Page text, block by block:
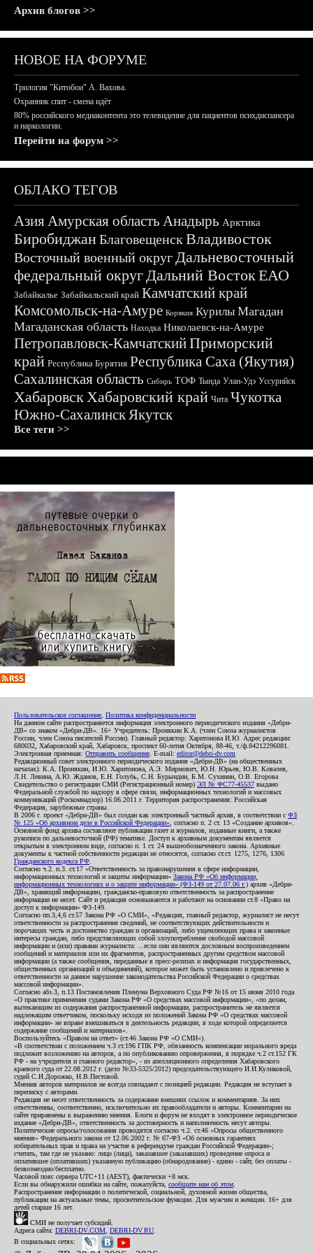
Архив блогов >>
НОВОЕ НА ФОРУМЕ
Трилогия "Китобои" А. Вахова.
Охранник спит - смена идёт
80% российского медиаконтента это телевидение для пациентов психдиспансера
и наркологии.
Перейти на форум >>
ОБЛАКО ТЕГОВ
АзияАмурская область Анадырь Арктика
БиробиджанБлаговещенскВладивосток
Восточный военный округДальневосточный
федеральный округДальний ВостокЕАО
Забайкалье Забайкальский край Камчатский край
Комсомольск-на-Амуре Корякия Курилы Магадан
Магаданская область Находка Николаевск-на-Амуре
Петропавловск-КамчатскийПриморский
край Республика Бурятия Республика Саха (Якутия)
Сахалинская область Сибирь ТОФ Тында Улан-Удэ Уссурийск
ХабаровскХабаровский край Чита Чукотка
Южно-СахалинскЯкутск
Все теги >>
Пользовательское соглашение Политика конфиденциальности
На данном сайте распространяется информация электронного периодического издания «Дебри-
ДВ» со знаком «Дебри-ДВ». 16+ Учредитель: Пронякин К.А. (член Союза журналистов
России, член Союза писателей России). Главный редактор: Харитонова И.Ю. Адрес редакции:
680032, Хабаровский край, Хабаровск, проспект 60-летия Октября, 88-46, т./ф.84212296081.
Электронная приемная: Отправить сообщение . E-mail: editor@debri-dv.com
Редакционный совет электронного периодического издания «Дебри-ДВ» (на общественных
началах): К.А. Пронякин, И.Ю. Харитонова, А.Э. Мирмович, Ю.Н. Юрьев, Ю.В. Ковалев,
Л.Н. Левина, А.Ю. Жданов, Е.Н. Голубь, С.Н. Бурындин, Б.М. Сухинин, О.В. Егорова
Свидетельство о регистрации СМИ (Регистрационный номер) ЭЛ № ФС77-45537 выдано
Федеральной службой по надзору в сфере связи, информационных технологий и массовых
коммуникаций (Роскомнадзор) 16.06.2011 г. Территория распространения: Российская
Федерация, зарубежные страны.
В 2006 г. проект «Дебри-ДВ» был создан как электронный частный архив, в соответствии с ФЗ
№ 125 «Об архивном деле в Российской Федерации» , согласно п. 2 ст. 13 «Создание архивов».
Основной фонд архива составляют публикации газет и журналов, изданные книги, а также
рукописи по дальневосточной (РФ) тематике. Доступ к архивным документам является
открытым в электронном виде, согласно п. 1 ст. 24 вышеобозначенного закона. Архивные
документы к частной собственности редакции не относятся, согласно ст.ст. 1275, 1276, 1306
Гражданского кодекса РФ
Согласно ч.2. п.3. ст.17 «Ответственность за правонарушения в сфере информации,
информационных технологий и защиты информации» Закона РФ «Об информации,
информационных технологиях и о защите информации» (ФЗ-149 от 27.07.06 г.) архив «Дебри-
ДВ», хранящий информацию, гражданско-правовую ответственность за распространение
информации не несет. Сайт и редакция основываются и работают на основании ст.8 «Право на
доступ к информации» ФЗ-149.
Согласно пп.3,4,6 ст.57 Закона РФ «О СМИ», «Редакция, главный редактор, журналист не несут
ответственности за распространение сведений, не соответствующих действительности и
порочащих честь и достоинство граждан и организаций, либо ущемляющих права и законные
интересы граждан, либо представляющих собой злоупотребление свободой массовой
информации и (или) правами журналиста: ...если они являются дословным воспроизведением
сообщений и материалов или их фрагментов, распространенных другим средством массовой
информации (а также сообщения, переданные в пресс-релизах и информация государственных,
общественных организаций и объединений), которое может быть установлено и привлечено к
ответственности за данное нарушение законодательства Российской Федерации о средствах
массовой информации».
Согласно абз.3, п.13 Постановления Пленума Верховного Суда РФ №16 от 15 июня 2010 года
«О практике применения судами Закона РФ «О средствах массовой информации», «по делам,
вытекающим из содержания распространенной информации, распространитель не является
надлежащим ответчиком, поскольку исходя из положений Закона РФ «О средствах массовой
информации» не вправе вмешиваться в деятельность редакции, в ходе которой определяется
содержание сообщений и материалов».
Воспользуйтесь «Правом на ответ» (ст.46 Закона РФ «О СМИ»).
«В соответствии с положением ч.3 ст.196 ГПК РФ, обязанность компенсации морального вреда
подлежит возложению на авторов, а по опубликованию опровержения, в порядке ч.2 ст.152 ГК
РФ - на учредителя и главного редактор», - из апелляционного определения Хабаровского
краевого суда от 22.08.2012 г. (дело №33-5325/2012) председательствующего И.И.Куликовой,
судей С.И.Дорожко, Н.В.Пестовой.
Мнения авторов материалов не всегда совпадают с позицией редакции. Редакция не вступает в
переписку с авторами.
Редакция не несет ответственность за содержание внешних ссылок и комментариев. За них
ответственны, соответственно, исключительно их правообладатели и авторы. Комментарии на
сайте приравнены к выражению мнения. Блоги и форум не входят в электронное периодическое
издание «Дебри-ДВ», ответственность за достоверность и наполняемость несут авторы.
Политические опросы/голосования проводятся согласно ч.2. ст.46 «Опросы общественного
мнения» Федерального закона от 12.06.2002 г. № 67-ФЗ «Об основных гарантиях
избирательных прав и права на участие в референдуме граждан Российской Федерации»;
считать, там где не указано: лицо (лица), заказавшее (заказавших) проведение опроса и
оплатившее (оплативших) указанную публикацию (обнародование) - едино - сайт, без оплаты -
безвозмездно/бесплатно.
Часовой пояс сервера UTC+11 (AEST), фактически +8 мск.
Если вы обнаружили ошибки на сайте, пожалуйста, сообщите нам об этом
Распространение информации о политической, социальной, духовной жизни общества,
публикации на актуальные темы, просветительские функции. Для мужчин и женщин. 16+ для
детей старше 16 лет.
СМИ не получает субсидий.
Адреса сайта: DEBRI-DV.COM DEBRI-DV.RU
В социальных сетях: